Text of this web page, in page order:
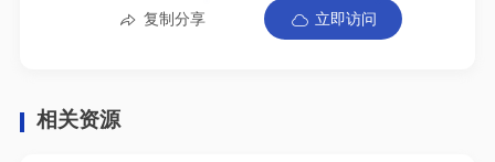
复制分享 立即访问
相关资源